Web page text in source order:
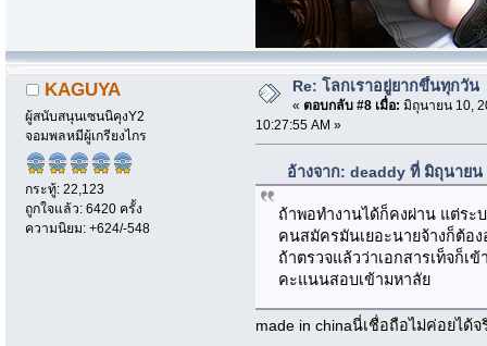
KAGUYA
ผู้สนับสนุนเซนนิคุงY2
จอมพลหมีผู้เกรียงไกร
กระทู้: 22,123
ถูกใจแล้ว: 6420 ครั้ง
ความนิยม: +624/-548
Re: โลกเราอยู่ยากขึ้นทุกวัน
« ตอบกลับ #8 เมื่อ: มิถุนายน 10,
10:27:55 AM »
อ้างจาก: deaddy ที่ มิถุนายน
ถ้าพอทำงานได้ก็คงผ่าน แต่ร
คนสมัครมันเยอะนายจ้างก็ต้อ
ถ้าตรวจแล้วว่าเอกสารเท็จก็เ
คะแนนสอบเข้ามหาลัย
made in chinaนี่เชื่อถือไม่ค่อยได้